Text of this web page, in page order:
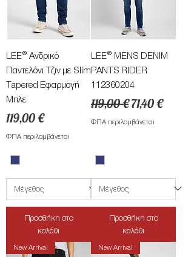
LEE® Ανδρικό
Παντελόνι Τζιν με Slim
Tapered Εφαρμογή
Μπλε
Τιμή
119,00 €
ΦΠΑ περιλαμβάνεται
Προσθήκη στο
καλάθι
LEE® ΜENS DENIM
PANTS RIDER
112360204
Κανονική τιμή
119,00 € Τιμή
71,40 €
ΦΠΑ περιλαμβάνεται
Προσθήκη στο
καλάθι
New Arrival New Arrival